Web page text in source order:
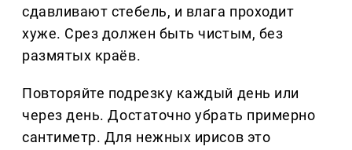
сдавливают стебель, и влага проходит
хуже. Срез должен быть чистым, без
размятых краёв.
Повторяйте подрезку каждый день или
через день. Достаточно убрать примерно
сантиметр. Для нежных ирисов это